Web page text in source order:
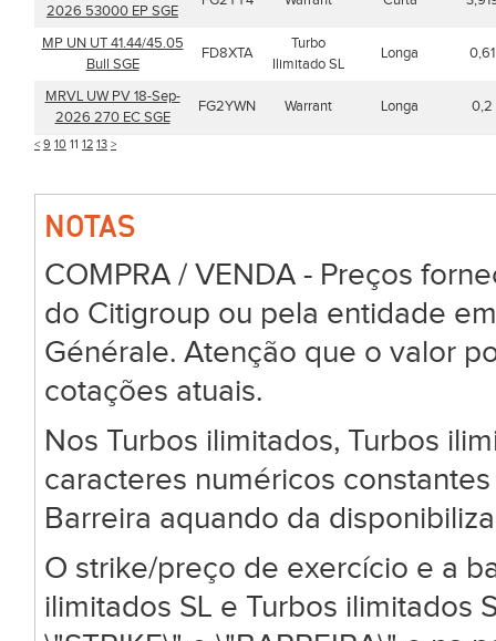
2026 53000 EP SGE
MP UN UT 41.44/45.05
Bull SGE
FD8XTA
Turbo
Ilimitado SL
Longa 0,61
MRVL UW PV 18-Sep-
2026 270 EC SGE
FG2YWN Warrant Longa 0,2
< 9 10 11 12 13 >
NOTAS
COMPRA / VENDA - Preços
do Citigroup ou pela entidade
Générale. Atenção que o valor
cotações atuais.
Nos Turbos ilimitados, Turbos
caracteres numéricos
Barreira aquando da
O strike/preço de exercício e a
ilimitados SL e Turbos ilimitados